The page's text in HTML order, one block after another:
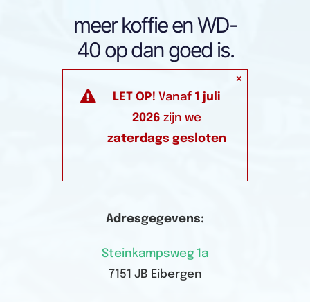
meer koffie en WD-
40 op dan goed is.
LET OP! Vanaf 1 juli
2026 zijn we
zaterdags gesloten
×
Adresgegevens:
Steinkampsweg 1a
7151 JB Eibergen